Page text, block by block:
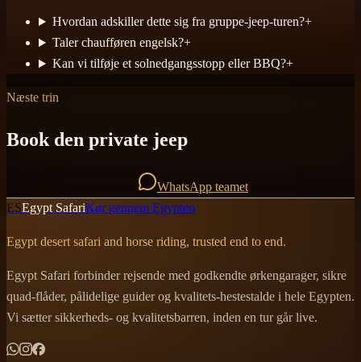
Hvordan adskiller dette sig fra gruppe-jeep-turen?+
Taler chaufføren engelsk?+
Kan vi tilføje et solnedgangsstopp eller BBQ?+
Næste trin
Book den private jeep
WhatsApp teamet
ESEgypt SafariKør gennem Egypten
Egypt desert safari and horse riding, trusted end to end.
Egypt Safari forbinder rejsende med godkendte ørkengarager, sikre
quad-flåder, pålidelige guider og kvalitets-hestestalde i hele Egypten.
Vi sætter sikkerheds- og kvalitetsbarren, inden en tur går live.